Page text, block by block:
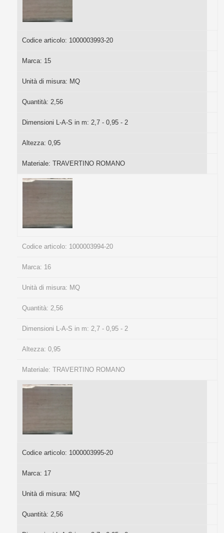
Codice articolo: 1000003993-20
Marca: 15
Unità di misura: MQ
Quantità: 2,56
Dimensioni L-A-S in m: 2,7 - 0,95 - 2
Altezza: 0,95
Materiale: TRAVERTINO ROMANO
Codice articolo: 1000003994-20
Marca: 16
Unità di misura: MQ
Quantità: 2,56
Dimensioni L-A-S in m: 2,7 - 0,95 - 2
Altezza: 0,95
Materiale: TRAVERTINO ROMANO
Codice articolo: 1000003995-20
Marca: 17
Unità di misura: MQ
Quantità: 2,56